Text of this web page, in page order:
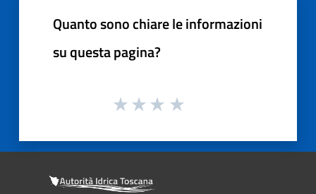
Quanto sono chiare le informazioni
su questa pagina?